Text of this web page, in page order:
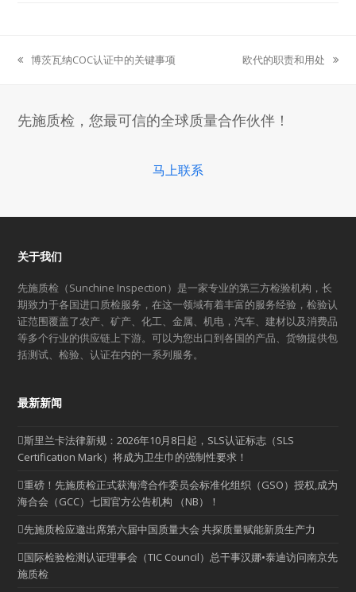
previous
博茨瓦纳COC认证中的关键事项
next
欧代的职责和用处
先施质检，您最可信的全球质量合作伙伴！
马上联系
关于我们
先施质检（Sunchine Inspection）是一家专业的第三方检验机构，长
期致力于各国进口质检服务，在这一领域有着丰富的服务经验，检验认
证范围覆盖了农产、矿产、化工、金属、机电，汽车、建材以及消费品
等多个行业的供应链上下游。可以为您出口到各国的产品、货物提供包
括测试、检验、认证在内的一系列服务。
最新新闻
斯里兰卡法律新规：2026年10月8日起，SLS认证标志（SLS
Certification Mark）将成为卫生巾的强制性要求！
重磅！先施质检正式获海湾合作委员会标准化组织（GSO）授权,成为
海合会（GCC）七国官方公告机构 （NB）！
先施质检应邀出席第六届中国质量大会 共探质量赋能新质生产力
国际检验检测认证理事会（TIC Council）总干事汉娜•泰迪访问南京先
施质检